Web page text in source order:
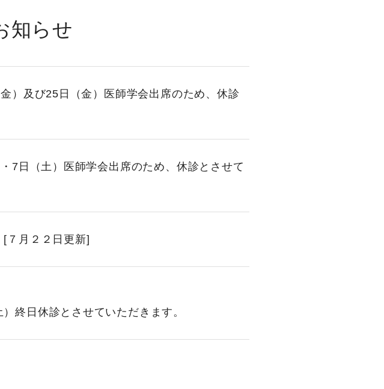
知らせ
）及び25日（金）医師学会出席のため、休診
7日（土）医師学会出席のため、休診とさせて
月２２日更新]
終日休診とさせていただきます。